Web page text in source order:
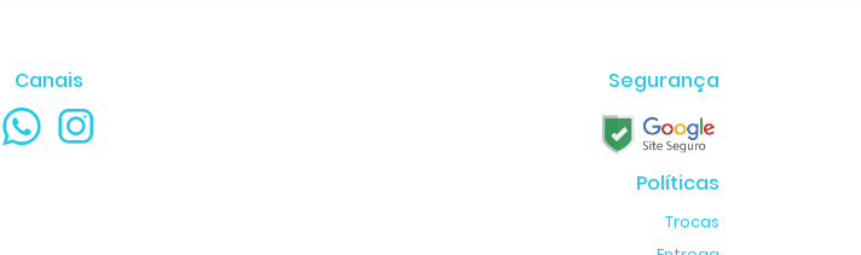
Canais Segurança
Políticas
Trocas